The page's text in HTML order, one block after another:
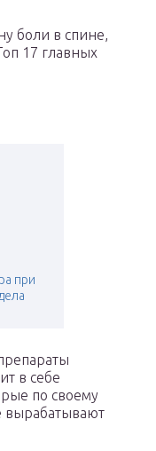
боли в спине,
17 главных
при
в себе
по своему
вырабатывают